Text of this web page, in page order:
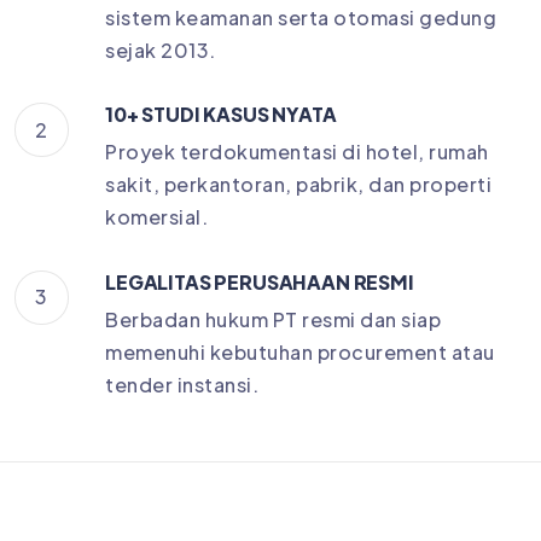
sistem keamanan serta otomasi gedung
sejak 2013.
2
10+ STUDI KASUS NYATA
Proyek terdokumentasi di hotel, rumah
sakit, perkantoran, pabrik, dan properti
komersial.
3
LEGALITAS PERUSAHAAN RESMI
Berbadan hukum PT resmi dan siap
memenuhi kebutuhan procurement atau
tender instansi.